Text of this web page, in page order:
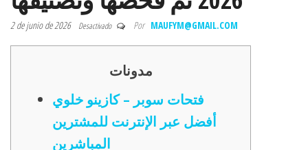
2 de junio de 2026 Desactivado Por MAUFYM@GMAIL.COM
مدونات
فتحات سوبر – كازينو خلوي
أفضل عبر الإنترنت للمشترين
المباشرين